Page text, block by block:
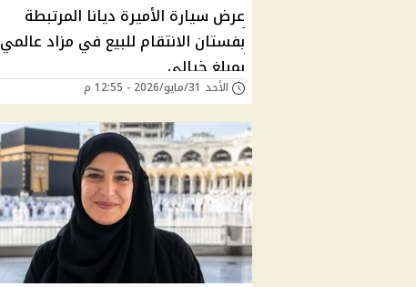
عرض سيارة الأميرة ديانا المرتبطة
بفستان الانتقام للبيع في مزاد عالمي
بمبلغ خيالي
الأحد 31/مايو/2026 - 12:55 م